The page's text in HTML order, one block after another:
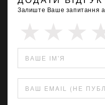
Залиште Ваше запитання
ВАШЕ ІМ'Я
ВАШ EMAIL (НЕ